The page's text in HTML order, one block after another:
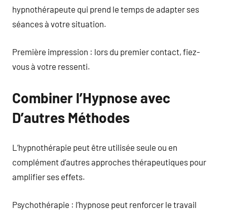
hypnothérapeute qui prend le temps de adapter ses
séances à votre situation.
Première impression : lors du premier contact, fiez-
vous à votre ressenti.
Combiner l’Hypnose avec
D’autres Méthodes
L’hypnothérapie peut être utilisée seule ou en
complément d’autres approches thérapeutiques pour
amplifier ses effets.
Psychothérapie : l’hypnose peut renforcer le travail